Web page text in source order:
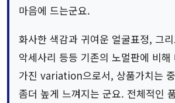
마음에 드는군요.
화사한 색감과 귀여운 얼굴표정, 그
악세사리 등등 기존의 노멀판에 비해
가진 variation으로서, 상품가치는
좀더 높게 느껴지는 군요. 전체적인